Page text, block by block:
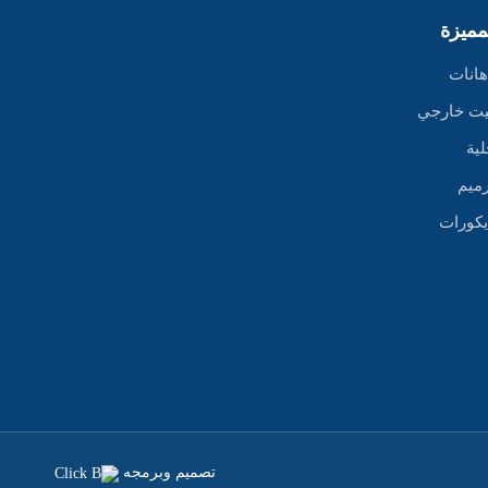
خارجي
تصميم وبرمجه